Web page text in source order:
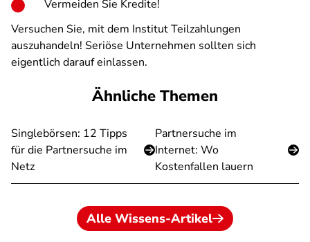
Vermeiden Sie Kredite!
Versuchen Sie, mit dem Institut Teilzahlungen
auszuhandeln! Seriöse Unternehmen sollten sich
eigentlich darauf einlassen.
Ähnliche Themen
Singlebörsen: 12 Tipps
für die Partnersuche im
Netz
Partnersuche im
Internet: Wo
Kostenfallen lauern
Alle Wissens-Artikel